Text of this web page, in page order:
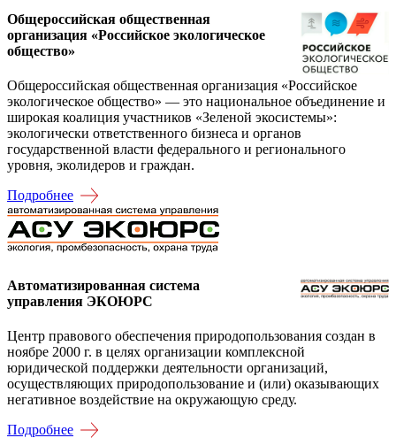
Общероссийская общественная
организация «Российское экологическое
общество»
Общероссийская общественная организация «Российское
экологическое общество» — это национальное объединение и
широкая коалиция участников «Зеленой экосистемы»:
экологически ответственного бизнеса и органов
государственной власти федерального и регионального
уровня, эколидеров и граждан.
Подробнее
Автоматизированная система
управления ЭКОЮРС
Центр правового обеспечения природопользования создан в
ноябре 2000 г. в целях организации комплексной
юридической поддержки деятельности организаций,
осуществляющих природопользование и (или) оказывающих
негативное воздействие на окружающую среду.
Подробнее